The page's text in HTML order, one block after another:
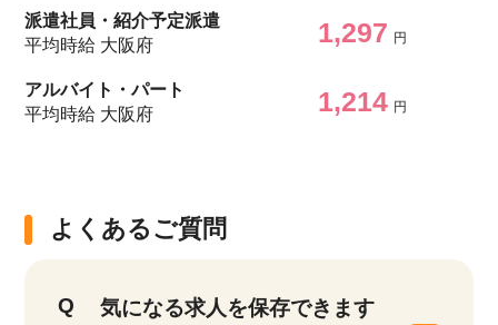
派遣社員・紹介予定派遣
平均時給 大阪府
1,297 円
アルバイト・パート
平均時給 大阪府
1,214 円
よくあるご質問
気になる求人を保存できます